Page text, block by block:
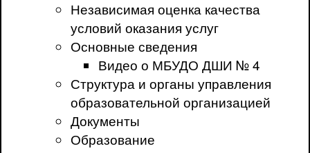
Независимая оценка качества
условий оказания услуг
Основные сведения
Видео о МБУДО ДШИ № 4
Структура и органы управления
образовательной организацией
Документы
Образование